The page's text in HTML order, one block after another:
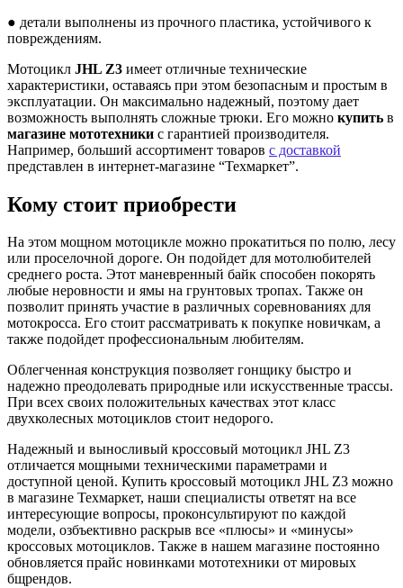
● детали выполнены из прочного пластика, устойчивого к
повреждениям.
Мотоцикл JHL Z3 имеет отличные технические
характеристики, оставаясь при этом безопасным и простым в
эксплуатации. Он максимально надежный, поэтому дает
возможность выполнять сложные трюки. Его можно купить в
магазине мототехники с гарантией производителя.
Например, больший ассортимент товаров с доставкой
представлен в интернет-магазине “Техмаркет”.
Кому стоит приобрести
На этом мощном мотоцикле можно прокатиться по полю, лесу
или проселочной дороге. Он подойдет для мотолюбителей
среднего роста. Этот маневренный байк способен покорять
любые неровности и ямы на грунтовых тропах. Также он
позволит принять участие в различных соревнованиях для
мотокросса. Его стоит рассматривать к покупке новичкам, а
также подойдет профессиональным любителям.
Облегченная конструкция позволяет гонщику быстро и
надежно преодолевать природные или искусственные трассы.
При всех своих положительных качествах этот класс
двухколесных мотоциклов стоит недорого.
Надежный и выносливый кроссовый мотоцикл JHL Z3
отличается мощными техническими параметрами и
доступной ценой. Купить кроссовый мотоцикл JHL Z3 можно
в магазине Техмаркет, наши специалисты ответят на все
интересующие вопросы, проконсультируют по каждой
модели, озбъективно раскрыв все «плюсы» и «минусы»
кроссовых мотоциклов. Также в нашем магазине постоянно
обновляется прайс новинками мототехники от мировых
бщрендов.